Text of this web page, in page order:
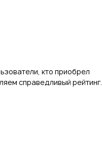
кто приобрел
справедливый рейтинг.